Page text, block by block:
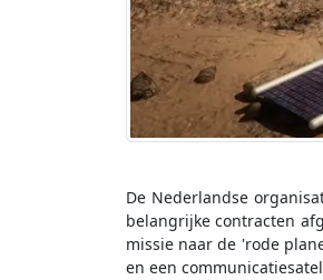
De Nederlandse
belangrijke contracten
missie naar de 'rode
en een